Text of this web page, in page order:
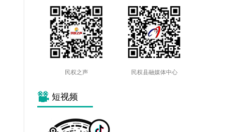
民权之声 民权县融媒体中心
短视频